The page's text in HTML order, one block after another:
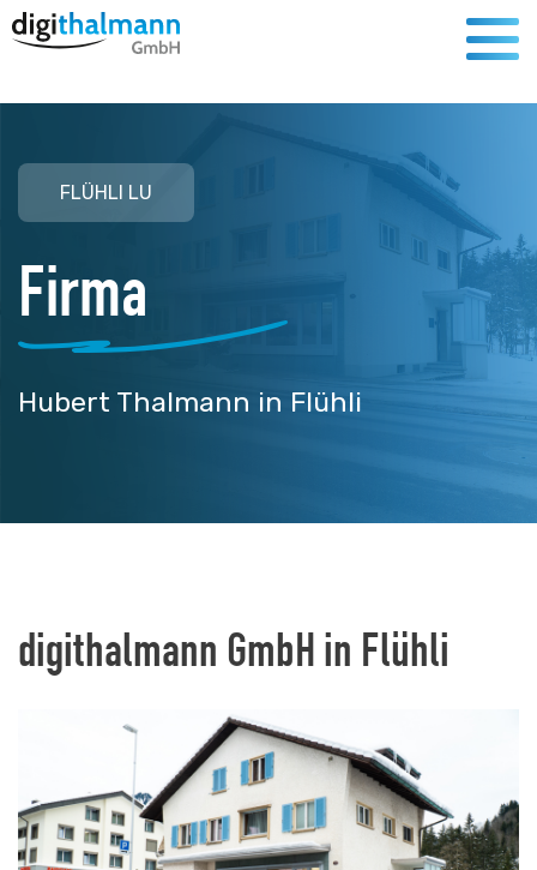
FLÜHLI LU
Firma
Hubert Thalmann in Flühli
digithalmann GmbH in Flühli